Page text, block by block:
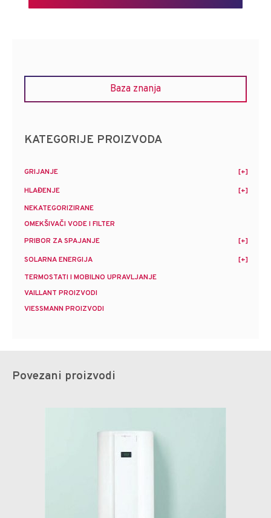
Baza znanja
KATEGORIJE PROIZVODA
GRIJANJE
HLAĐENJE
NEKATEGORIZIRANE
OMEKŠIVAČI VODE I FILTER
PRIBOR ZA SPAJANJE
SOLARNA ENERGIJA
TERMOSTATI I MOBILNO UPRAVLJANJE
VAILLANT PROIZVODI
VIESSMANN PROIZVODI
Povezani proizvodi